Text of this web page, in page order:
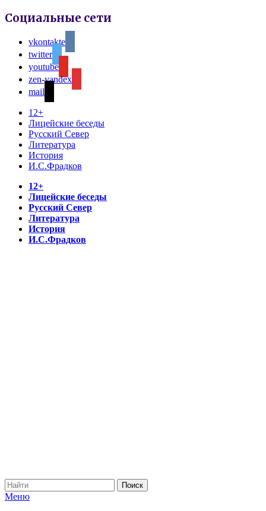
Социальные сети
vkontakte
twitter
youtube
zen-yandex
mail
12+
Лицейские беседы
Русский Север
Литература
История
И.С.Фрадков
12+
Лицейские беседы
Русский Север
Литература
История
И.С.Фрадков
Меню